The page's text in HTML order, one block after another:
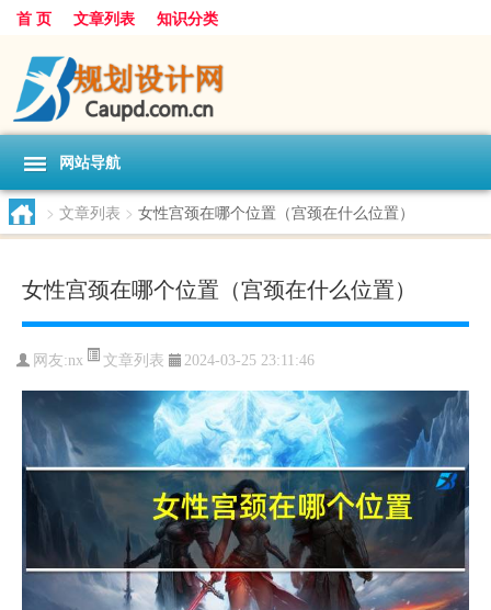
首 页 文章列表 知识分类
网站导航
> 文章列表 > 女性宫颈在哪个位置（宫颈在什么位置）
女性宫颈在哪个位置（宫颈在什么位置）
网友:nx 文章列表 2024-03-25 23:11:46